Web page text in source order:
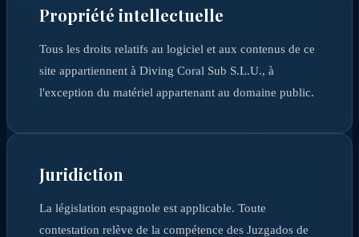
Propriété intellectuelle
Tous les droits relatifs au logiciel et aux contenus de ce
site appartiennent à Diving Coral Sub S.L.U., à
l'exception du matériel appartenant au domaine public.
Juridiction
La législation espagnole est applicable. Toute
contestation relève de la compétence des Juzgados de